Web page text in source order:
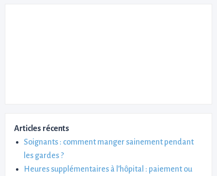
Articles récents
Soignants : comment manger sainement pendant
les gardes ?
Heures supplémentaires à l’hôpital : paiement ou